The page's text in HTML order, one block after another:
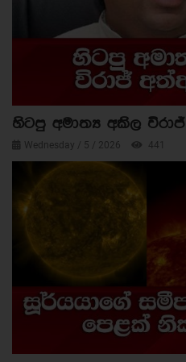
හිටපු අමාත්‍ය අකිල විරාජ්
Wednesday / 5 / 2026 441